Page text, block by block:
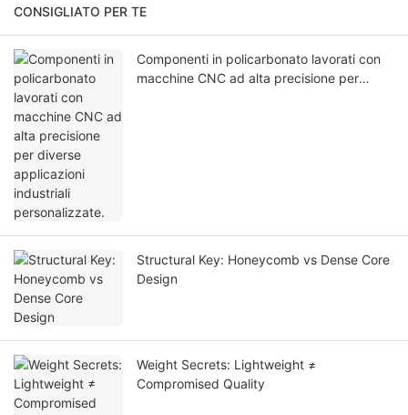
CONSIGLIATO PER TE
Componenti in policarbonato lavorati con
macchine CNC ad alta precisione per
Structural Key: Honeycomb vs Dense Core
Design
Weight Secrets: Lightweight ≠
Compromised Quality